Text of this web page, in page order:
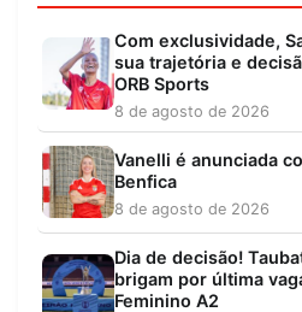
Com exclusividade,
sua trajetória e
ORB Sports
8 de agosto de 2026
Vanelli é anunciada
Benfica
8 de agosto de 2026
Dia de decisão!
brigam por última
Feminino A2